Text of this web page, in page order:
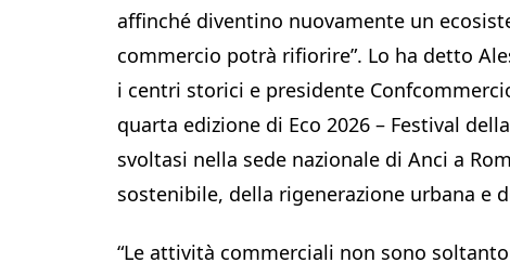
affinché diventino nuovamente un
commercio potrà rifiorire”. Lo ha detto
i centri storici e presidente
quarta edizione di Eco 2026 – Festival
svoltasi nella sede nazionale di Anci a
sostenibile, della rigenerazione urbana e
“Le attività commerciali non sono